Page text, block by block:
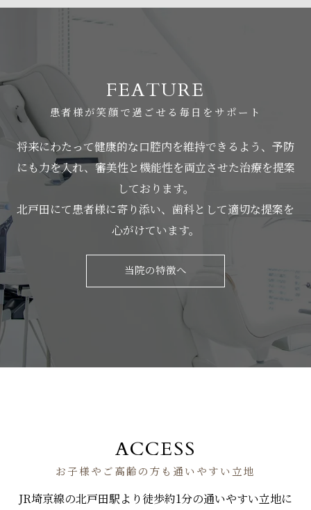
患者様が笑顔で過ごせる毎日をサポート
FEATURE
将来にわたって健康的な口腔内を維持できるよう、予防
にも力を入れ、審美性と機能性を両立させた治療を提案
しております。
北戸田にて患者様に寄り添い、歯科として適切な提案を
心がけています。
当院の特徴へ
お子様やご高齢の方も通いやすい立地
ACCESS
JR埼京線の北戸田駅より徒歩約1分の通いやすい立地に